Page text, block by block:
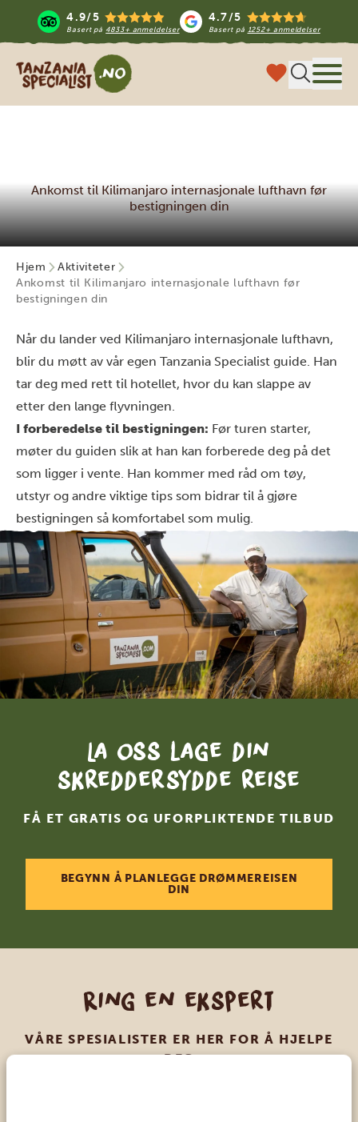
4.9/5
Basert på 4833+ anmeldelser
4.7/5
Basert på 1252+ anmeldelser
Tanzania Specialist
Ankomst til Kilimanjaro internasjonale lufthavn før
bestigningen din
Hjem
Aktiviteter
Ankomst til Kilimanjaro internasjonale lufthavn før
bestigningen din
Når du lander ved Kilimanjaro internasjonale lufthavn,
blir du møtt av vår egen Tanzania Specialist guide. Han
tar deg med rett til hotellet, hvor du kan slappe av
etter den lange flyvningen.
I forberedelse til bestigningen: Før turen starter,
møter du guiden slik at han kan forberede deg på det
som ligger i vente. Han kommer med råd om tøy,
utstyr og andre viktige tips som bidrar til å gjøre
bestigningen så komfortabel som mulig.
La oss lage din
skreddersydde reise
FÅ ET GRATIS OG UFORPLIKTENDE TILBUD
BEGYNN Å PLANLEGGE DRØMMEREISEN
DIN
Ring en ekspert
VÅRE SPESIALISTER ER HER FOR Å HJELPE
DEG